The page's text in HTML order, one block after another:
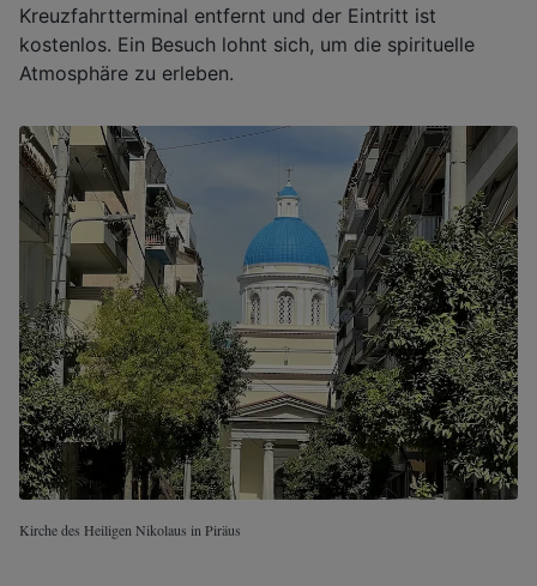
Kreuzfahrtterminal entfernt und der Eintritt ist
kostenlos. Ein Besuch lohnt sich, um die spirituelle
Atmosphäre zu erleben.
Kirche des Heiligen Nikolaus in Piräus